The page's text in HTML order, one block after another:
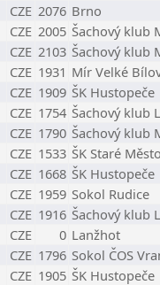
CZE 2076 Brno
CZE 2005 Šachový klub
CZE 2103 Šachový klub
CZE 1931 Mír Velké
CZE 1909 ŠK Hustopeče
CZE 1754 Šachový klub
CZE 1790 Šachový klub
CZE 1533 ŠK Staré
CZE 1668 ŠK Hustopeče
CZE 1959 Sokol Rudice
CZE 1916 Šachový klub
CZE 0 Lanžhot
CZE 1796 Sokol ČOS
CZE 1905 ŠK Hustopeče